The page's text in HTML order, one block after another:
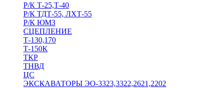
Р/К Т-25,Т-40
Р/К ТДТ-55, ЛХТ-55
Р/К ЮМЗ
СЦЕПЛЕНИЕ
Т-130,170
Т-150К
ТКР
ТНВД
ЦС
ЭКСКАВАТОРЫ ЭО-3323,3322,2621,2202